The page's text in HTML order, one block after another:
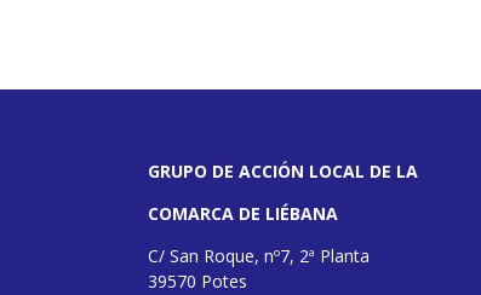
GRUPO DE ACCIÓN LOCAL DE LA
COMARCA DE LIÉBANA
C/ San Roque, nº7, 2ª Planta
39570 Potes